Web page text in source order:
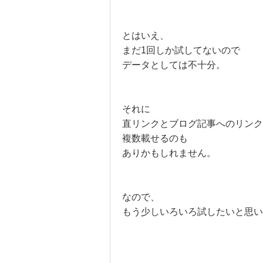
とはいえ、
まだ1回しか試してないので
データとしては不十分。
それに
直リンクとブログ記事へのリン
複数載せるのも
ありかもしれません。
なので、
もう少しいろいろ試したいと思い